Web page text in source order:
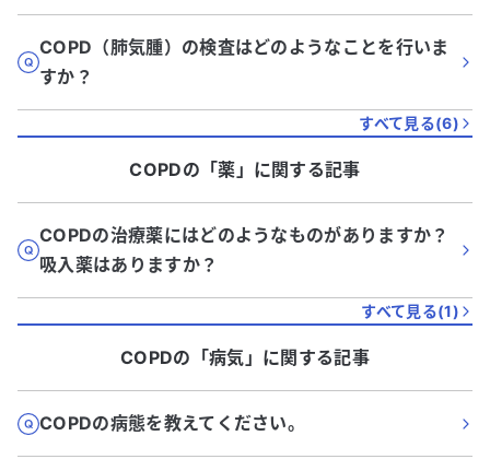
COPD（肺気腫）の検査はどのようなことを行いま
すか？
すべて見る(6)
COPDの「薬 」に関する記事
COPDの治療薬にはどのようなものがありますか？
吸入薬はありますか？
すべて見る(1)
COPDの「病気 」に関する記事
COPDの病態を教えてください。